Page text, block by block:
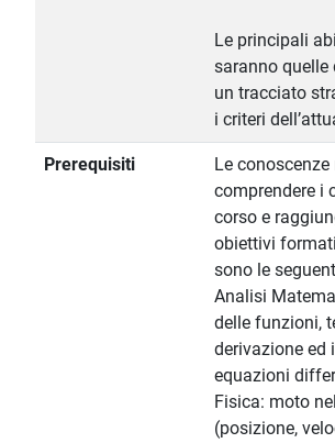
Le principali
saranno quelle
un tracciato
i criteri
Prerequisiti
Le
comprendere i
corso e
obiettivi
sono le
Analisi
delle funzioni,
derivazione ed
equazioni
Fisica: moto
(posizione,